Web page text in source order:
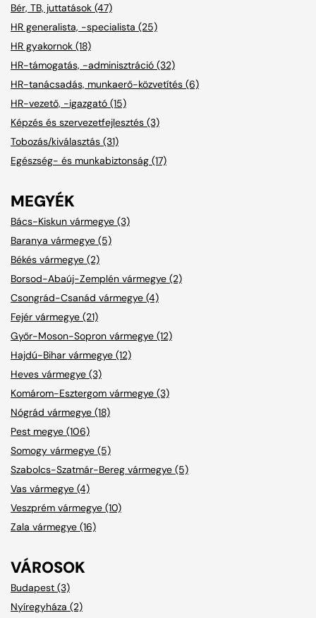
Bér, TB, juttatások (47)
HR generalista, -specialista (25)
HR gyakornok (18)
HR-támogatás, -adminisztráció (32)
HR-tanácsadás, munkaerő-közvetítés (6)
HR-vezető, -igazgató (15)
Képzés és szervezetfejlesztés (3)
Tobozás/kiválasztás (31)
Egészség- és munkabiztonság (17)
MEGYÉK
Bács-Kiskun vármegye (3)
Baranya vármegye (5)
Békés vármegye (2)
Borsod-Abaúj-Zemplén vármegye (2)
Csongrád-Csanád vármegye (4)
Fejér vármegye (21)
Győr-Moson-Sopron vármegye (12)
Hajdú-Bihar vármegye (12)
Heves vármegye (3)
Komárom-Esztergom vármegye (3)
Nógrád vármegye (18)
Pest megye (106)
Somogy vármegye (5)
Szabolcs-Szatmár-Bereg vármegye (5)
Vas vármegye (4)
Veszprém vármegye (10)
Zala vármegye (16)
VÁROSOK
Budapest (3)
Nyíregyháza (2)